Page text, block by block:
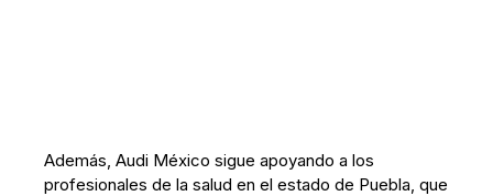
Además, Audi México sigue apoyando a los
profesionales de la salud en el estado de Puebla, que